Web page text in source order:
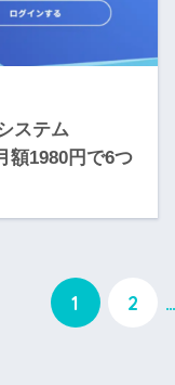
ステム
額1980円で6つ
1 2 …